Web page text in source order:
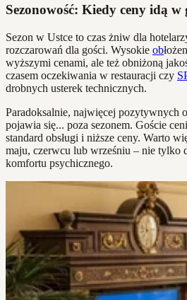
Sezonowość: Kiedy ceny idą w
Sezon w Ustce to czas żniw dla
rozczarowań dla gości. Wysokie ob
wyższymi cenami, ale też obniżoną
czasem oczekiwania w restauracji czy
drobnych usterek technicznych.
Paradoksalnie, najwięcej pozytywnych
pojawia się... poza sezonem. Goście
standard obsługi i niższe ceny. Warto
maju, czerwcu lub wrześniu – nie tylko
komfortu psychicznego.